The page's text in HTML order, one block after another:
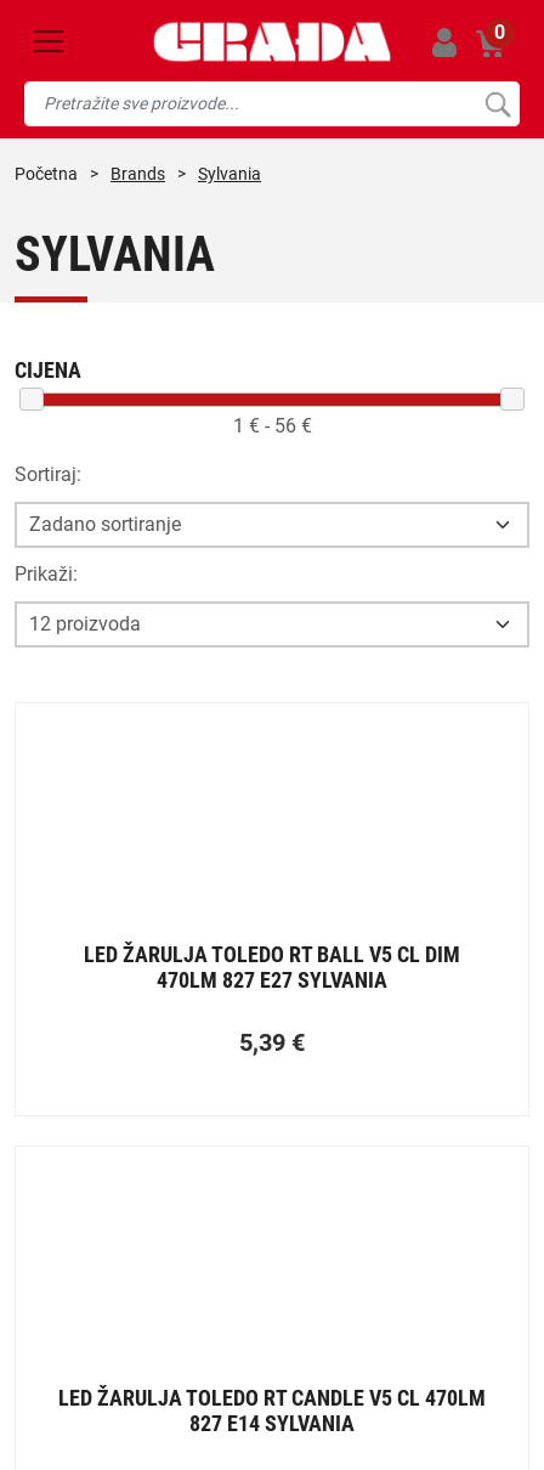
0
početna > Brands > Sylvania
SYLVANIA
CIJENA
1 € - 56€
Sortiraj:
Prikaži:
LED ŽARULJA TOLEDO RT BALL V5 CL DIM
470LM 827 E27 SYLVANIA
5,39 €
LED ŽARULJA TOLEDO RT CANDLE V5 CL 470LM
827 E14 SYLVANIA